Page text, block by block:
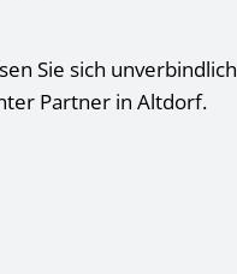
Sie sich unverbindlich
Partner in Altdorf.